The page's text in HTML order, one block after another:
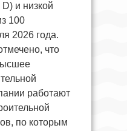
и низкой
100
2026 года.
что
работают
по которым